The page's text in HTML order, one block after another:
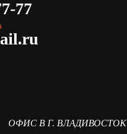
77
ОФИС В Г. ВЛАДИВОСТОК